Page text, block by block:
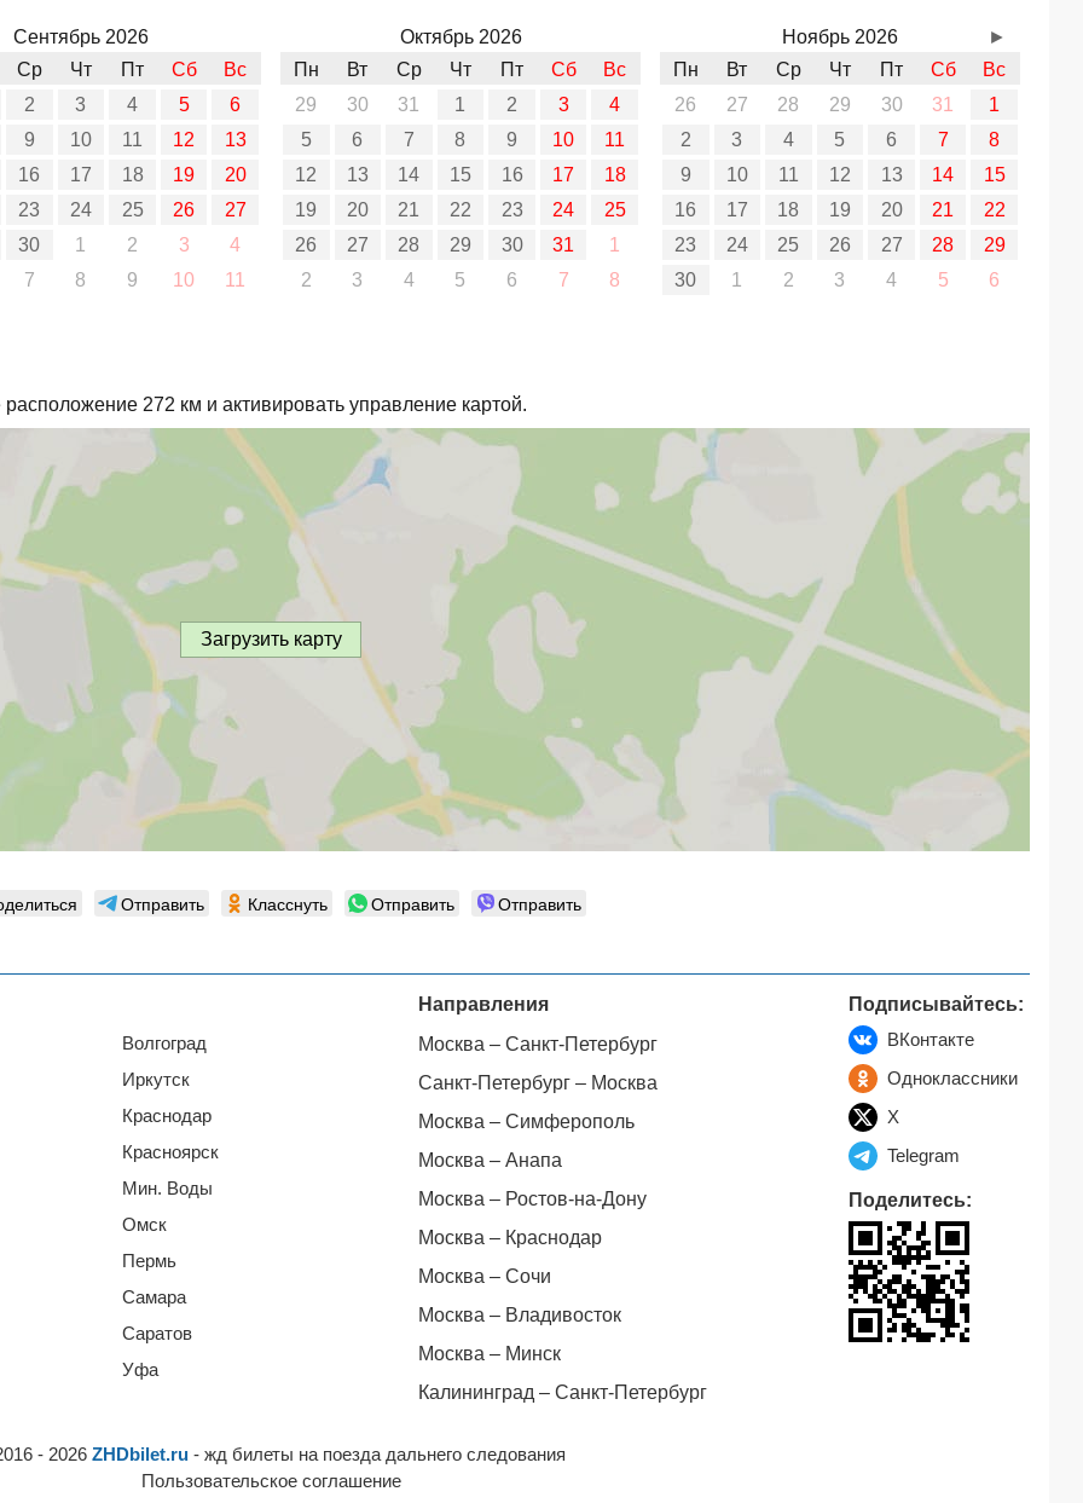
Сентябрь 2026
Ср
Чт Пт Сб
Вс
2
3 4 5
6
9
10 11 12
13
16
17 18 19
20
23
24 25 26
27
30
1 2 3
4
7
8 9 10 11
Октябрь 2026
Пн
Вт Ср Чт Пт Сб
Вс
29
30 31 1 2 3
4
5
6 7 8 9 10
11
12
13 14 15 16 17
18
19
20 21 22 23 24
25
26
27 28 29 30 31
1
2
3 4 5 6 7 8
Ноябрь 2026
Пн
Вт Ср Чт Пт Сб
Вс
26
27 28 29 30 31
1
2
3 4 5 6 7
8
9
10 11 12 13 14
15
16
17 18 19 20 21
22
23
24 25 26 27 28
29
30
1 2 3 4 5 6
►
272 км и активировать управление картой.
Загрузить карту
Отправить Класснуть Отправить Отправить
Волгоград
Иркутск
Краснодар
Красноярск
Мин. Воды
Омск
Пермь
Самара
Саратов
Уфа
Направления
Москва – Санкт-Петербург
Санкт-Петербург – Москва
Москва – Симферополь
Москва – Анапа
Москва – Ростов-на-Дону
Москва – Краснодар
Москва – Сочи
Москва – Владивосток
Москва – Минск
Калининград – Санкт-Петербург
Подписывайтесь:
ВКонтакте
Одноклассники
X
Telegram
Поделитесь:
- 2026 ZHDbilet.ru - жд билеты на поезда дальнего следования
Пользовательское соглашение